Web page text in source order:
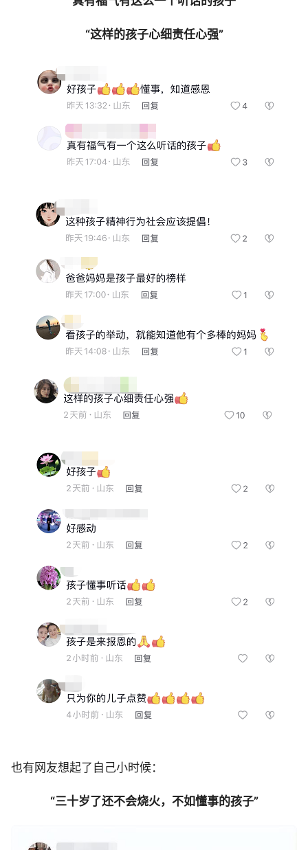
“这样的孩子心细责任心强”
也有网友想起了自己小时候：
“三十岁了还不会烧火，不如懂事的孩子”